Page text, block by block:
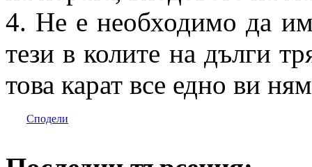
4. Не е необходимо да
тези в колите на дълги
това карат все едно ви
Сподели